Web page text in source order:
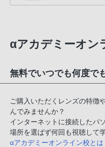
αアカデミーオン
無料でいつでも何度で
ご購入いただくレンズの特徴
んでみませんか？
インターネットに接続したパ
場所を選ばず何回も視聴して
αアカデミーオンライン校とは